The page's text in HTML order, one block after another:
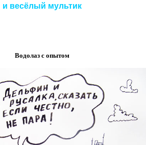
и весёлый мультик
Водолаз с опытом